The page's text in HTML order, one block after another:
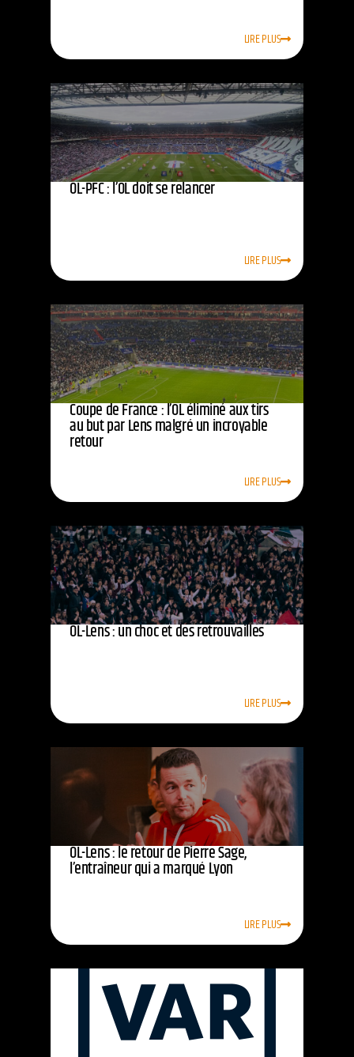
LIRE PLUS
OL-PFC : l’OL doit se relancer
LIRE PLUS
Coupe de France : l’OL éliminé aux tirs
au but par Lens malgré un incroyable
retour
LIRE PLUS
OL-Lens : un choc et des retrouvailles
LIRE PLUS
OL-Lens : le retour de Pierre Sage,
l’entraîneur qui a marqué Lyon
LIRE PLUS